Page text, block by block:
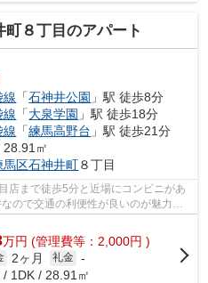
町８丁目のアパート
線 「石神井公園 」駅 徒歩8分
線 「大泉学園 」駅 徒歩18分
線 「練馬高野台 」駅 徒歩21分
㎡
馬区石神井町８丁目
店まで徒歩5分と近場にコンビニがあ
ので交通の利便性が良いのが魅力で
...
万円 (管理費等：2,000円 )
2ヶ月 礼金 -
/ 1DK / 28.91㎡